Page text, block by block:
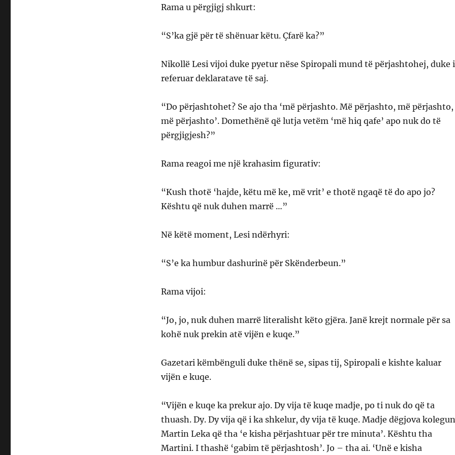
Rama u përgjigj shkurt:
“S’ka gjë për të shënuar këtu. Çfarë ka?”
Nikollë Lesi vijoi duke pyetur nëse Spiropali mund të përjashtohej, duke
referuar deklaratave të saj.
“Do përjashtohet? Se ajo tha ‘më përjashto. Më përjashto, më përjashto,
më përjashto’. Domethënë që lutja vetëm ‘më hiq qafe’ apo nuk do të
përgjigjesh?”
Rama reagoi me një krahasim figurativ:
“Kush thotë ‘hajde, këtu më ke, më vrit’ e thotë ngaqë të do apo jo?
Kështu që nuk duhen marrë …”
Në këtë moment, Lesi ndërhyri:
“S’e ka humbur dashurinë për Skënderbeun.”
Rama vijoi:
“Jo, jo, nuk duhen marrë literalisht këto gjëra. Janë krejt normale për sa
kohë nuk prekin atë vijën e kuqe.”
Gazetari këmbënguli duke thënë se, sipas tij, Spiropali e kishte kaluar
vijën e kuqe.
“Vijën e kuqe ka prekur ajo. Dy vija të kuqe madje, po ti nuk do që ta
thuash. Dy. Dy vija që i ka shkelur, dy vija të kuqe. Madje dëgjova kolegun
Martin Leka që tha ‘e kisha përjashtuar për tre minuta’. Kështu tha
Martini. I thashë ‘gabim të përjashtosh’. Jo – tha ai. ‘Unë e kisha